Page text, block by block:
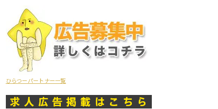
ひらつーパートナー一覧